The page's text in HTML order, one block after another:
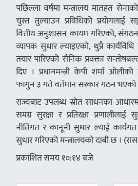
पछिल्ला वर्षमा मन्त्रालय मातहत
चुस्त तुल्याउन प्रविधिको प्रयोगलाई
वित्तीय अनुशासन कायम गरिएको,
व्यापक सुधार ल्याइएको, थुप्रै
तयार पारिएको सैनिक प्रवक्ता
दिए । प्रधानमन्त्री केपी शर्मा
फागुन ३ गते वर्तमान सरकार गठन भएको
राज्यबाट उपलब्ध स्रोत साधनका
समग्र सुरक्षा र प्रतिरक्षा
नीतिगत र कानूनी सुधार ल्याई
सुधार गरिएको मन्त्रालयको दाबी छ ।
प्रकाशित समय १०:१४ बजे